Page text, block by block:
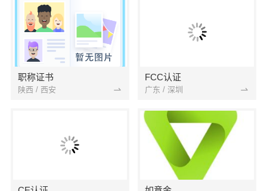
职称证书
陕西 / 西安
FCC认证
广东 / 深圳